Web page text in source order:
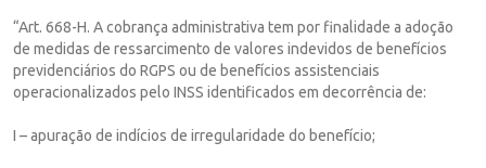
“Art. 668-H. A cobrança administrativa tem por finalidade a adoção
de medidas de ressarcimento de valores indevidos de benefícios
previdenciários do RGPS ou de benefícios assistenciais
operacionalizados pelo INSS identificados em decorrência de:
I – apuração de indícios de irregularidade do benefício;